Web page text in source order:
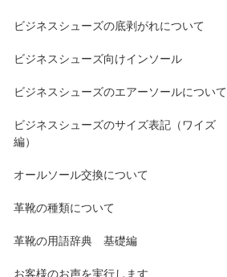
ビジネスシューズの底剥がれについて
ビジネスシューズ向けインソール
ビジネスシューズのエアーソールについて
ビジネスシューズのサイズ表記（ワイズ
編）
オールソール交換について
革靴の種類について
革靴の用語辞典 基礎編
お客様のお声を実行します